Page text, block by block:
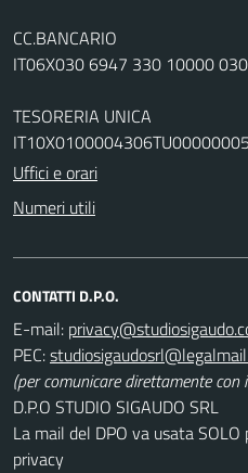
CC.BANCARIO
IT06X030 6947 330 10000
TESORERIA UNICA
Uffici e orari
Numeri utili
CONTATTI D.P.O.
E-mail:
PEC:
(per comunicare direttamente
D.P.O STUDIO SIGAUDO SRL
La mail del DPO va usata
privacy